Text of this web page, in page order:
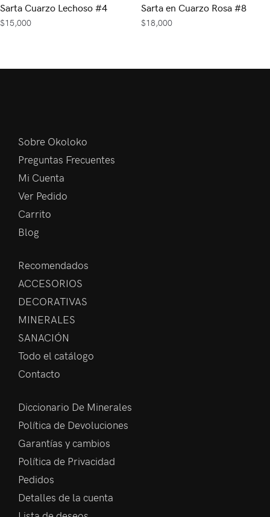
Sarta Cuarzo Lechoso #4
$15,000
Sarta en Cuarzo Rosa #8
$18,000
Sobre Okoloko
Preguntas Frecuentes
Mi Cuenta
Ver Pedido
Carrito
Blog
Recomendados
ACCESORIOS
DECORATIVAS
MINERALES
SANACIÓN
Todo el catálogo
Contacto
Diccionario De Minerales
Política de Devoluciones
Garantías y cambios
Política de Privacidad
Pedidos
Detalles de la cuenta